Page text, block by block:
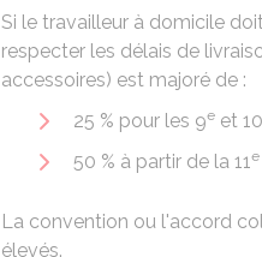
Si le travailleur à domicile
respecter les délais de
accessoires) est majoré de :
25 % pour les 9e et 10
50 % à partir de la 11e
La convention ou l'accord
élevés.